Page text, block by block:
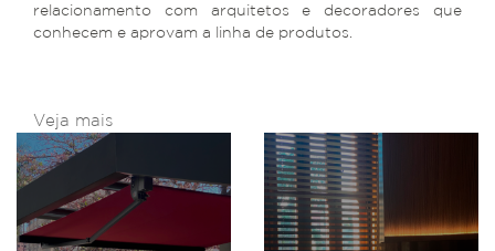
relacionamento com arquitetos e decoradores que
conhecem e aprovam a linha de produtos.
Veja mais